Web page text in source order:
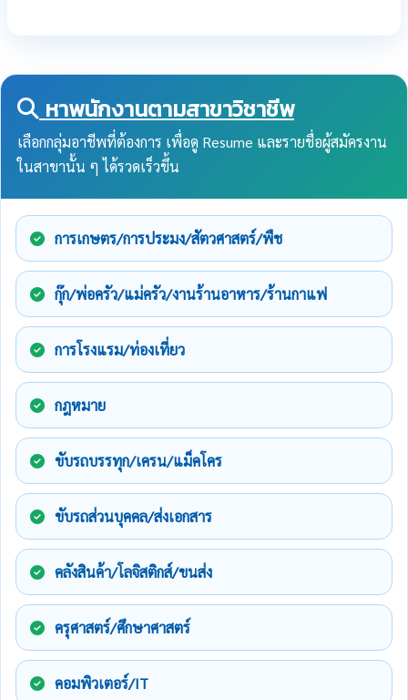
หาพนักงานตามสาขาวิชาชีพ
เลือกกลุ่มอาชีพที่ต้องการ เพื่อดู Resume และรายชื่อผู้สมัครงาน
ในสาขานั้น ๆ ได้รวดเร็วขึ้น
การเกษตร/การประมง/สัตวศาสตร์/พืช
กุ๊ก/พ่อครัว/แม่ครัว/งานร้านอาหาร/ร้านกาแฟ
การโรงแรม/ท่องเที่ยว
กฎหมาย
ขับรถบรรทุก/เครน/แม็คโคร
ขับรถส่วนบุคคล/ส่งเอกสาร
คลังสินค้า/โลจิสติกส์/ขนส่ง
ครุศาสตร์/ศึกษาศาสตร์
คอมพิวเตอร์/IT